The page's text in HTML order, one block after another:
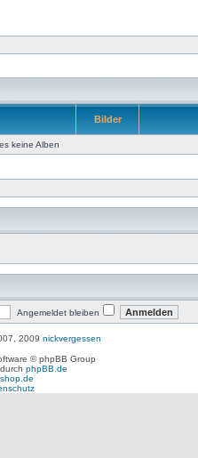
Bilder
keine Alben
Angemeldet bleiben
2009 nickvergessen
© phpBB Group
phpBB.de